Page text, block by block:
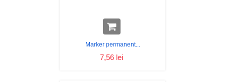
Marker permanent...
7,56 lei